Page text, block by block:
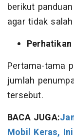
berikut
agar tidak
Pertama-tama
jumlah
tersebut.
BACA JUGA:
Mobil Keras,